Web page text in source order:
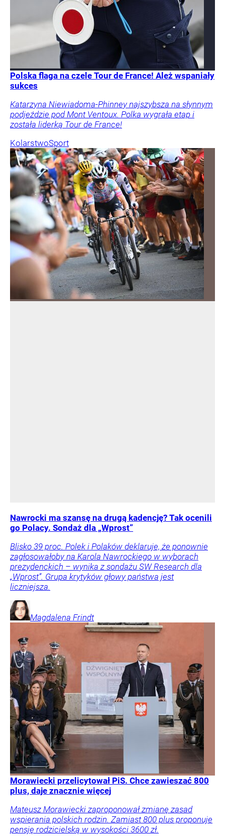
Polska flaga na czele Tour de France! Ależ wspaniały
sukces
Katarzyna Niewiadoma-Phinney najszybsza na słynnym
podjeździe pod Mont Ventoux. Polka wygrała etap i
została liderką Tour de France!
KolarstwoSport
Nawrocki ma szansę na drugą kadencję? Tak ocenili
go Polacy. Sondaż dla „Wprost”
Blisko 39 proc. Polek i Polaków deklaruje, że ponownie
zagłosowałoby na Karola Nawrockiego w wyborach
prezydenckich – wynika z sondażu SW Research dla
„Wprost”. Grupa krytyków głowy państwa jest
liczniejsza.
Magdalena Frindt
Morawiecki przelicytował PiS. Chce zawieszać 800
plus, daje znacznie więcej
Mateusz Morawiecki zaproponował zmianę zasad
wspierania polskich rodzin. Zamiast 800 plus proponuje
pensję rodzicielską w wysokości 3600 zł.